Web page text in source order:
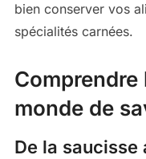
bien conserver vos
spécialités carnées.
monde de
De la saucisse